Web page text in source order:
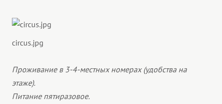
circus.jpg
Проживание в 3-4-местных номерах (удобства на
этаже).
Питание пятиразовое.